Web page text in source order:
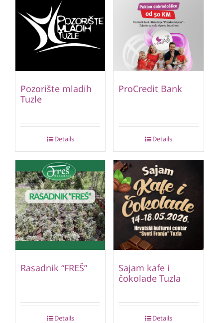
Pozorište mladih
Tuzle
Details
ProCredit Bank
Details
Rasadnik “FREŠ”
Details
Sajam kafe i
čokolade Tuzla
Details